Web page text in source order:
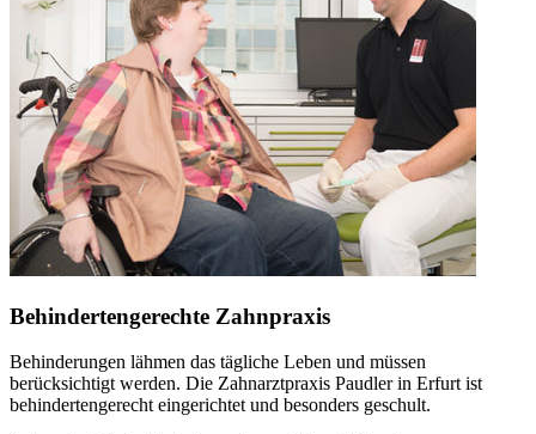
Behindertengerechte Zahnpraxis
Behinderungen lähmen das tägliche Leben und müssen
berücksichtigt werden. Die Zahnarztpraxis Paudler in Erfurt ist
behindertengerecht eingerichtet und besonders geschult.